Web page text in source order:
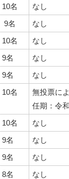
10名
なし
9名
なし
10名
なし
9名
なし
9名
なし
10名
無投票に
任期：令
10名
なし
9名
なし
9名
なし
8名
なし